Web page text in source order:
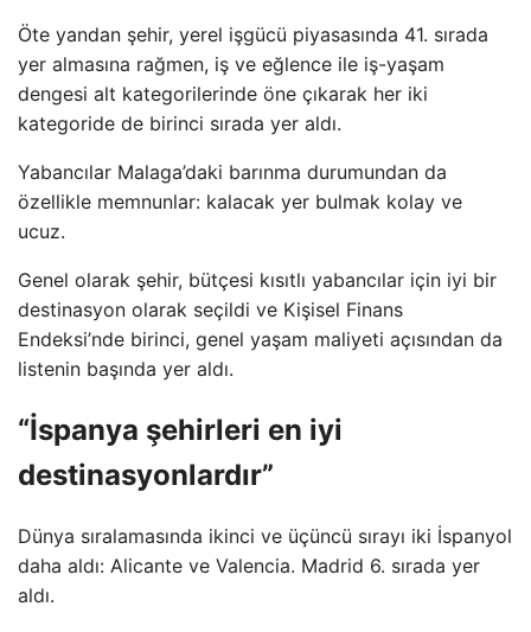
Öte yandan şehir, yerel işgücü piyasasında 41. sırada
yer almasına rağmen, iş ve eğlence ile iş-yaşam
dengesi alt kategorilerinde öne çıkarak her iki
kategoride de birinci sırada yer aldı.
Yabancılar Malaga’daki barınma durumundan da
özellikle memnunlar: kalacak yer bulmak kolay ve
ucuz.
Genel olarak şehir, bütçesi kısıtlı yabancılar için iyi bir
destinasyon olarak seçildi ve Kişisel Finans
Endeksi’nde birinci, genel yaşam maliyeti açısından da
listenin başında yer aldı.
“İspanya şehirleri en iyi
destinasyonlardır”
Dünya sıralamasında ikinci ve üçüncü sırayı iki İspanyol
daha aldı: Alicante ve Valencia. Madrid 6. sırada yer
aldı.